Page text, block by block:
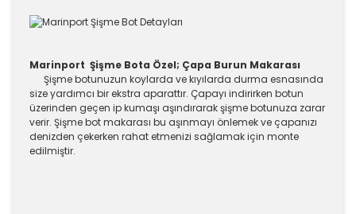
Marinport Şişme Bota Özel; Çapa Burun Makarası
Şişme botunuzun koylarda ve kıyılarda durma esnasında
size yardımcı bir ekstra aparattır. Çapayı indirirken botun
üzerinden geçen ip kumaşı aşındırarak şişme botunuza zarar
verir. Şişme bot makarası bu aşınmayı önlemek ve çapanızı
denizden çekerken rahat etmenizi sağlamak için monte
edilmiştir.